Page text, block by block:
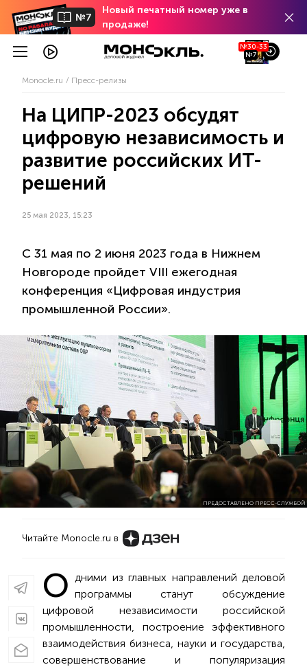
№7
Новый печатный номер уже в
продаже!
№30-33
№7
Monocle.ru Пресс-релизы
На ЦИПР-2023 обсудят
цифровую независимость и
развитие российских ИТ-
решений
25 мая 2023, 15:23
С 31 мая по 2 июня 2023 года в Нижнем
Новгороде пройдет VIII ежегодная
конференция «Цифровая индустрия
промышленной России».
ПРЕДОСТАВЛЕНО ПРЕСС-СЛУЖБОЙ
Читайте Monocle.ru в
О
дними из главных направлений деловой
программы станут обсуждение
цифровой независимости российской
промышленности, построение эффективного
взаимодействия бизнеса, науки и государства,
совершенствование и популяризация